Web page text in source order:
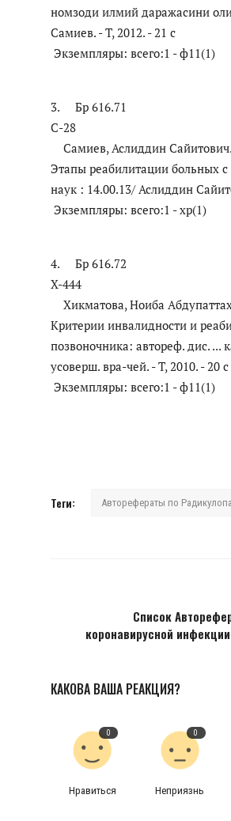
Проблемы Арала
Антикоррупция
номзоди илмий даражасини
Самиев. - Т, 2012. - 21 с
Экземпляры: всего:1 - ф11(1)
3. Бр 616.71
С-28
Самиев, Аслиддин Сайитович.
Этапы реабилитации больных
наук : 14.00.13/ Аслиддин
Экземпляры: всего:1 - хр(1)
4. Бр 616.72
Х-444
Хикматова, Ноиба
Критерии инвалидности и
позвоночника: автореф. дис.
усоверш. вра-чей. - Т, 2010. - 20 с
Экземпляры: всего:1 - ф11(1)
Теги: Авторефераты по
Список
коронавирусной
КАКОВА ВАША РЕАКЦИЯ?
0
Нравиться
0
Неприязнь